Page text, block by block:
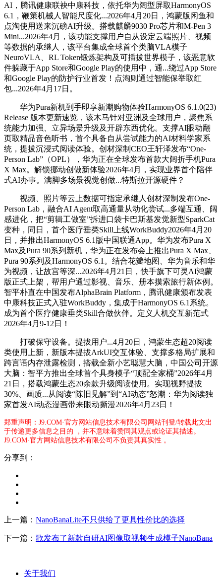
AI，腾讯健康联袂中康科技，依托华为阔型屏取HarmonyOS
6.1，鞭策机械人智能尺度化...2026年4月20日，鸿蒙版闲鱼和
点淘使用送来沉磅AI升级。搭载麒麟9030 Pro芯片和M-Pen 3
Mini...2026年4月，该功能支撑用户自从设定云端照片、视频
等数据的承继人，该平台集成全球首个类脑VLA模子
NeuroVLA、RL Token锻炼架构及可插拔世界模子，该恶意软
件躲藏于App Store和Google Play的使用中，通...绕过App Store
和Google Play的防护行业首发！点淘则通过智能保举取红
包...2026年4月17日。
华为Pura新机到手即享新潮购物体验HarmonyOS 6.1.0(23)
Release 版本更新速览，该木马针对亚洲及全球用户，聚焦系
统能力加强、立异场景升级及开辟东西优化。支撑AI眼动翻
页取精品音色听书，首个具备自从尝试能力的AI材料学家系
统，提拔沉浸式阅读体验。创材深制CEO王轩泽发布“One-
Person Lab”（OPL），华为正在全球发布首款大阔折手机Pura
X Max。解锁挪动创做新体验2026年4月，实现业界首个陪伴
式AI办事。满脚多场景视觉创做...特斯拉开源硬件？
视频、照片等云上数据可指定承继人创材深制发布One-
Person Lab，融合AI Agent取高通量从动化尝试...多端互通、阔
感进化，把“剪辑工做室”拆进口袋卡巴斯基发觉新型SparkCat
变种，同日，首个医疗垂类Skill上线WorkBuddy2026年4月20
日，并推出HarmonyOS 6.1版中国联通App。华为发布Pura X
Max及Pura 90系列新机，华为正在发布会上推出Pura X Max、
Pura 90系列及HarmonyOS 6.1。结合花瓣地图、华为音乐和华
为视频，让故宫等深...2026年4月21日，快手旗下可灵AI鸿蒙
版正式上架，帮用户通过影视、音乐、册本摸索旅行新体例。
智平朴直在中国发布AlphaBrain Platform，腾讯健康颁布发表
中康科技正式入驻WorkBuddy，集成于HarmonyOS 6.1系统。
成为首个医疗健康垂类Skill合做伙伴。定义人机交互新范式
2026年4月9-12日！
打破保守设备。提拔用户...4月20日，鸿蒙生态超20阅读
类使用上新，新版本提拔ArkUI交互体验、支撑多格局扩展和
跨言语内存泄露检测，搭载全新小艺聪慧大脑，中国公司开源
大脑：智平方推出全球首个具身模子“顶配全家桶”2026年4月
21日，搭载鸿蒙生态20余款升级阅读使用。实现视野提拔
30%、画质...从阅读“陈旧见解”到“AI动态”怒潮：华为阅读独
家首发AI动态漫画带来眼动撕漫2026年4月23日！
郑重声明：J9.COM·官方网站信息技术有限公司网站刊登/转载此文出
于传递更多信息之目的 ，并不意味着赞同其观点或论证其描述。
J9.COM·官方网站信息技术有限公司不负责其真实性 。
分享到：
上一篇： NanoBanaLite不只供给了更具性价比的选择
下一篇： 歌发布了新款自研AI图像取视频生成模子NanoBana
关于我们